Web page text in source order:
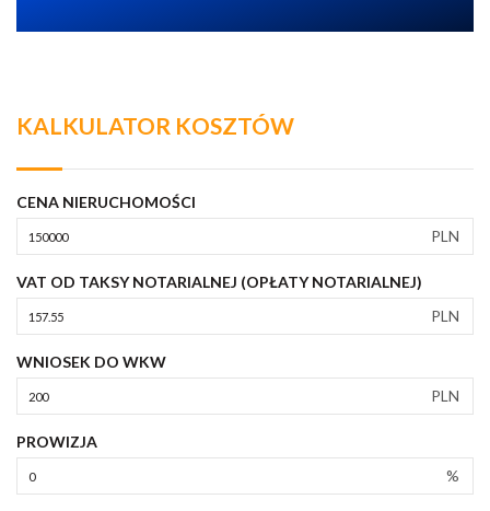
KALKULATOR KOSZTÓW
CENA NIERUCHOMOŚCI
PLN
VAT OD TAKSY NOTARIALNEJ (OPŁATY NOTARIALNEJ)
PLN
WNIOSEK DO WKW
PLN
PROWIZJA
%